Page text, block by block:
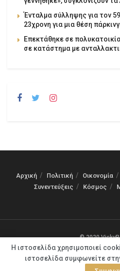
Ένταλμα σύλληψης για τον
23χρονη για μια θέση
Επεκτάθηκε σε
σε κατάστημα με
Αρχική Πολιτική Οικονομία
Συνεντεύξεις
Κόσμος
© 2020
Η ιστοσελίδα χρησιμοποιεί
ιστοσελίδα συμφωνείτε